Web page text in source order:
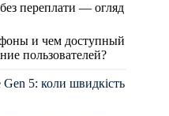
переплати — огляд
и чем доступный
пользователей?
5: коли швидкість